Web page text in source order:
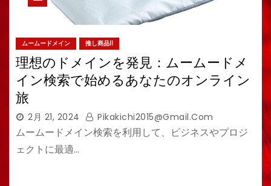
ムームードメイン 推し商品II
理想のドメインを発見：ムームードメ
イン検索で始めるあなたのオンライン
旅
2月 21, 2024 Pikakichi2015@gmail.com
ムームードメイン検索を利用して、ビジネスやプロジ
ェクトに最適…